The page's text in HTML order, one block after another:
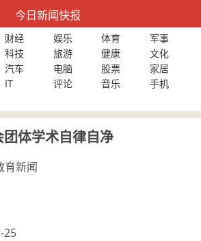
今日新闻快报
财经 娱乐 体育
军事
科技 旅游 健康
文化
汽车 电脑 股票
家居
IT 评论 音乐
手机
体学术自律自净
育新闻
25